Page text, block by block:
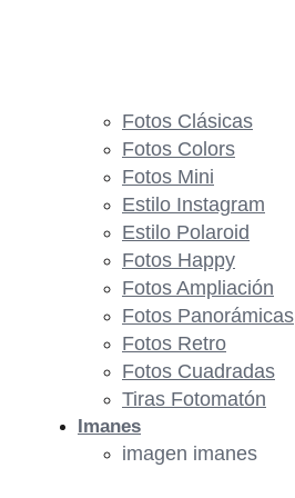
Fotos Clásicas
Fotos Colors
Fotos Mini
Estilo Instagram
Estilo Polaroid
Fotos Happy
Fotos Ampliación
Fotos Panorámicas
Fotos Retro
Fotos Cuadradas
Tiras Fotomatón
Imanes
imagen imanes